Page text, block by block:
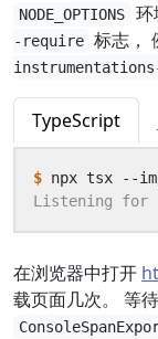
NODE_OPTIONS 环
-require 标志，
TypeScript
$
在浏览器中打开
载页面几次。 等